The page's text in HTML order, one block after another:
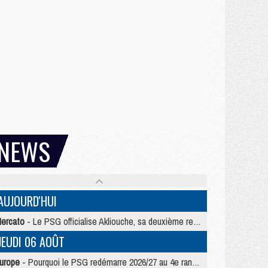
- Le PSG officialise Akliouche, sa deuxième recrue de l’été
06 AOÛT
- Pourquoi le PSG redémarre 2026/27 au 4e rang du coefficient UEFA